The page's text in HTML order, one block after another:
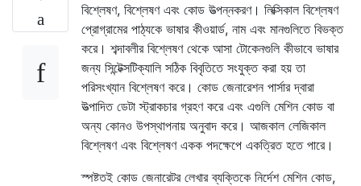
বিশ্লেষণ, বিশ্লেষণ এবং কোড উত্পন্নকরণ। লিক্সিকাল বিশ্লেষণ
প্রোগ্রামের পাঠ্যকে ভাষার কীওয়ার্ড, নাম এবং মানগুলিতে বিভক্ত
করে। শব্দাবলীর বিশ্লেষণ থেকে আসা টোকেনগুলি কীভাবে ভাষার
জন্য সিন্টেক্সটিক্যালি সঠিক বিবৃতিতে সংযুক্ত করা হয় তা
পরিসংখ্যান বিশ্লেষণ করে। কোড জেনারেশন পার্সার দ্বারা
উত্পাদিত ডেটা স্ট্রাকচার গ্রহণ করে এবং এগুলি মেশিন কোড বা
অন্য কোনও উপস্থাপনায় অনুবাদ করে। আজকাল লেজিকাল
বিশ্লেষণ এবং বিশ্লেষণ একক পদক্ষেপে একত্রিত হতে পারে।
স্পষ্টতই কোড জেনারেটর লেখার ব্যক্তিকে নির্দেশ মেশিন কোড,